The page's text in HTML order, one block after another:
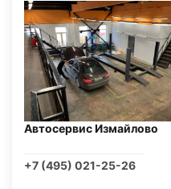
Автосервис Измайлово
+7 (495) 021-25-26